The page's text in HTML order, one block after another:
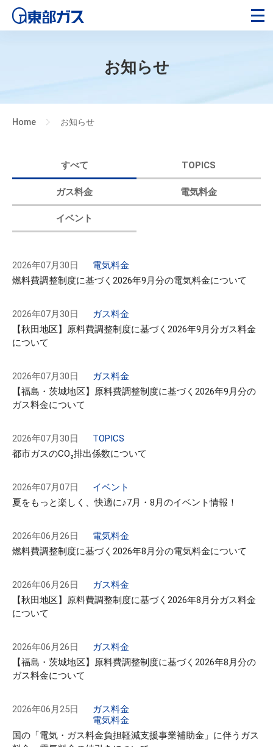
お知らせ
Home お知らせ
すべて TOPICS
ガス料金 電気料金
イベント
2026年07月30日
電気料金
燃料費調整制度に基づく2026年9月分の電気料金について
2026年07月30日
ガス料金
【秋田地区】原料費調整制度に基づく2026年9月分ガス料金
について
2026年07月30日
ガス料金
【福島・茨城地区】原料費調整制度に基づく2026年9月分の
ガス料金について
2026年07月30日
TOPICS
都市ガスのCO₂排出係数について
2026年07月07日
イベント
夏をもっと楽しく、快適に♪7月・8月のイベント情報！
2026年06月26日
電気料金
燃料費調整制度に基づく2026年8月分の電気料金について
2026年06月26日
ガス料金
【秋田地区】原料費調整制度に基づく2026年8月分ガス料金
について
2026年06月26日
ガス料金
【福島・茨城地区】原料費調整制度に基づく2026年8月分の
ガス料金について
2026年06月25日
ガス料金
電気料金
国の「電気・ガス料金負担軽減支援事業補助金」に伴うガス